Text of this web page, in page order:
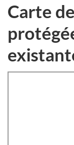
Carte